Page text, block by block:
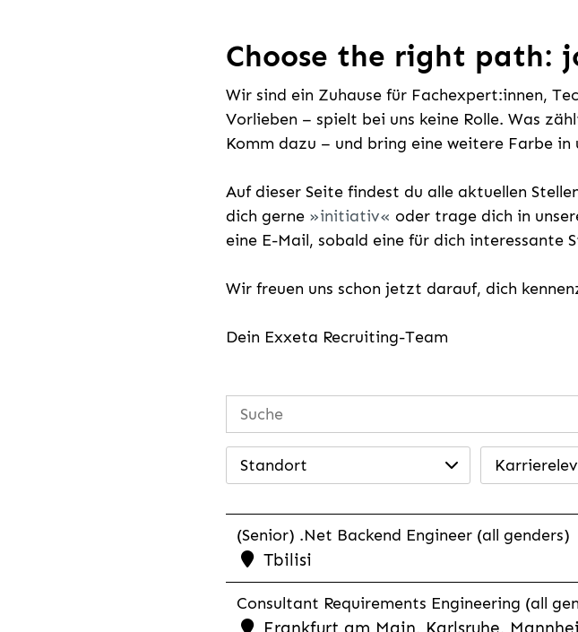
Choose the right path:
Wir sind ein Zuhause für Fachexpert:innen,
Vorlieben – spielt bei uns keine Rolle. Was
Komm dazu – und bring eine weitere Farbe in
Auf dieser Seite findest du alle aktuellen
dich gerne
initiativ oder trage dich in
eine E-Mail, sobald eine für dich interessante
Wir freuen uns schon jetzt darauf, dich
Dein Exxeta Recruiting-Team
Standort
(Senior) .Net Backend Engineer (all genders)
Tbilisi
Consultant Requirements Engineering (all